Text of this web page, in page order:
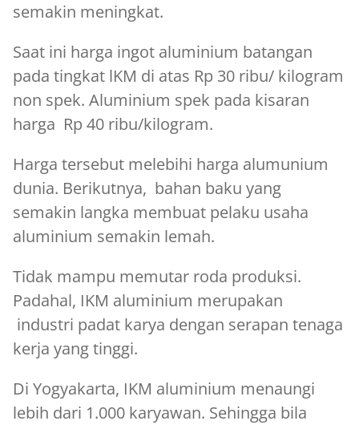
semakin meningkat.
Saat ini harga ingot aluminium batangan
pada tingkat lKM di atas Rp 30 ribu/ kilogram
non spek. Aluminium spek pada kisaran
harga Rp 40 ribu/kilogram.
Harga tersebut melebihi harga alumunium
dunia. Berikutnya, bahan baku yang
semakin langka membuat pelaku usaha
aluminium semakin lemah.
Tidak mampu memutar roda produksi.
Padahal, IKM aluminium merupakan
industri padat karya dengan serapan tenaga
kerja yang tinggi.
Di Yogyakarta, IKM aluminium menaungi
lebih dari 1.000 karyawan. Sehingga bila